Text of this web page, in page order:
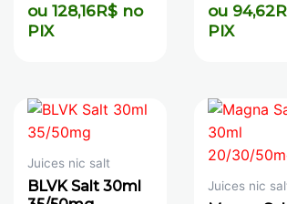
ou 128,16R$ no
PIX
ou 94,62
PIX
Juices nic salt
BLVK Salt 30ml
Juices nic